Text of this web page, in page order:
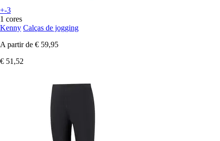
+-3
1 cores
Kenny Calças de jogging
A partir de € 59,95
€ 51,52